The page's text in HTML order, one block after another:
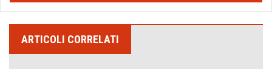
ARTICOLI CORRELATI